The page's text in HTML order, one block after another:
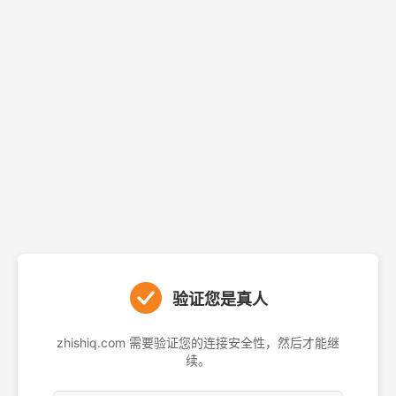
验证您是真人
zhishiq.com 需要验证您的连接安全性，然后才能继
续。